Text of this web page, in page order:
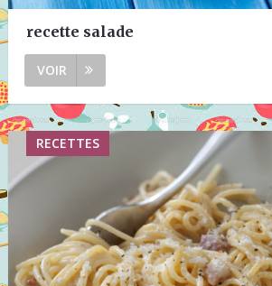
recette salade
VOIR
RECETTES